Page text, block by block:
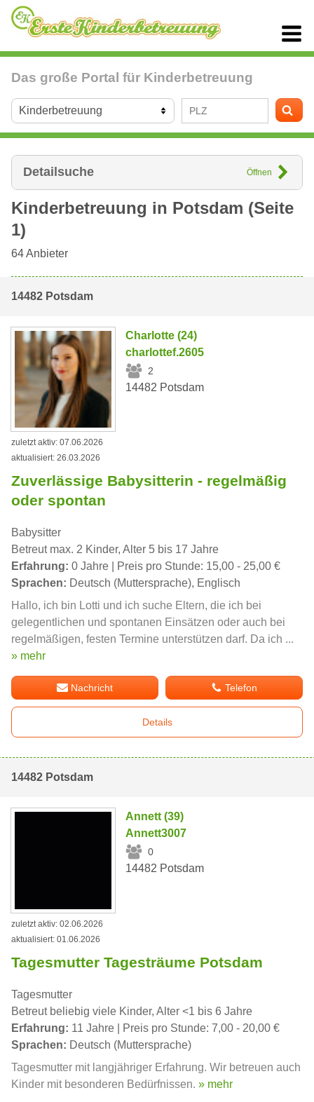
Das große Portal für Kinderbetreuung
Detailsuche Öffnen
Kinderbetreuung in Potsdam (Seite
1)
64Anbieter
14482 Potsdam
Charlotte (24)
charlottef.2605
2
14482 Potsdam
zuletzt aktiv: 07.06.2026
aktualisiert: 26.03.2026
Zuverlässige Babysitterin - regelmäßig
oder spontan
Babysitter
Betreut max. 2 Kinder, Alter 5 bis 17 Jahre
Erfahrung: 0 Jahre | Preis pro Stunde: 15,00 - 25,00 €
Sprachen: Deutsch (Muttersprache), Englisch
Hallo, ich bin Lotti und ich suche Eltern, die ich bei
gelegentlichen und spontanen Einsätzen oder auch bei
regelmäßigen, festen Termine unterstützen darf. Da ich ...
» mehr
Nachricht Telefon
Details
14482 Potsdam
Annett (39)
Annett3007
0
14482 Potsdam
zuletzt aktiv: 02.06.2026
aktualisiert: 01.06.2026
Tagesmutter Tagesträume Potsdam
Tagesmutter
Betreut beliebig viele Kinder, Alter <1 bis 6 Jahre
Erfahrung: 11 Jahre | Preis pro Stunde: 7,00 - 20,00 €
Sprachen: Deutsch (Muttersprache)
Tagesmutter mit langjähriger Erfahrung. Wir betreuen auch
Kinder mit besonderen Bedürfnissen. » mehr